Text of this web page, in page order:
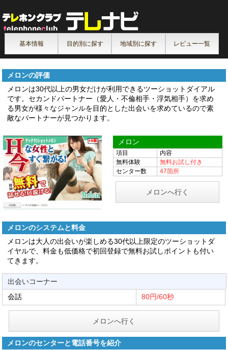
基本情報 目的別に探す 地域別に探す レビュー一覧
メロンの評価
メロンは30代以上の男女だけが利用できるツーショットダイアル
です。セカンドパートナー（愛人・不倫相手・浮気相手）を求め
る男女が様々なジャンルを目的とした出会いを求めているので素
敵なパートナーが見つかります。
メロン
項目
内容
無料体験
無料お試し付き
センター数
47箇所
メロンへ行く
メロンのシステムと料金
メロンは大人の出会いが楽しめる30代以上限定のツーショットダ
イヤルで、料金も低価格で初回登録で無料お試しポイントも付い
てきます。
出会いコーナー
会話
80円/60秒
メロンへ行く
メロンのセンターと電話番号を紹介